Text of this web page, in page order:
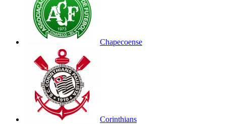
Chapecoense
Corinthians